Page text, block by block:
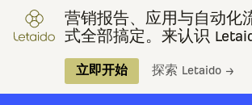
营销报告、应用与自动
式全部搞定。来认识
立即开始 探索 Letaido →